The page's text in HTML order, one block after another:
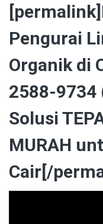
Pengurai
Organik di
2588-9734
Solusi
MURAH
Cair[/